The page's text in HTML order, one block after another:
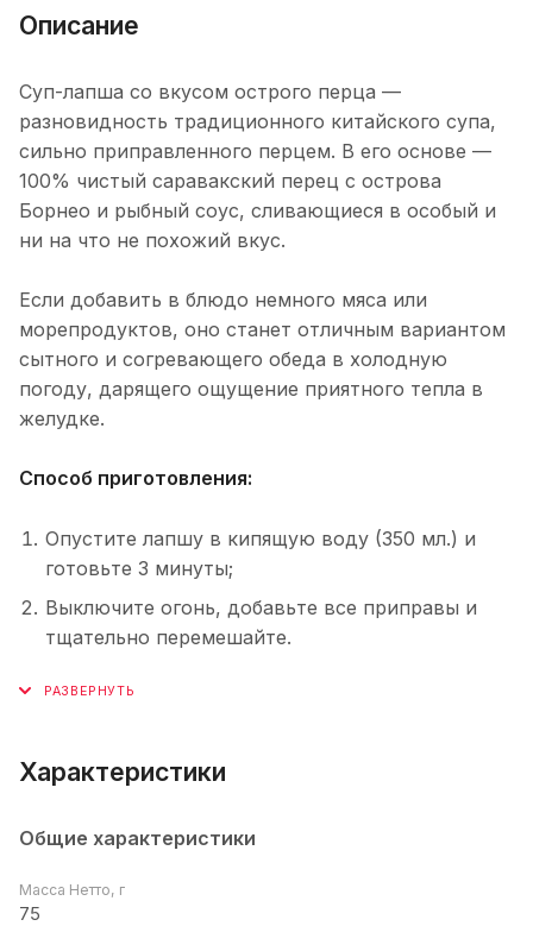
Описание
Суп-лапша со вкусом острого перца —
разновидность традиционного китайского супа,
сильно приправленного перцем. В его основе —
100% чистый саравакский перец с острова
Борнео и рыбный соус, сливающиеся в особый и
ни на что не похожий вкус.
Если добавить в блюдо немного мяса или
морепродуктов, оно станет отличным вариантом
сытного и согревающего обеда в холодную
погоду, дарящего ощущение приятного тепла в
желудке.
Способ приготовления:
Опустите лапшу в кипящую воду (350 мл.) и
готовьте 3 минуты;
Выключите огонь, добавьте все приправы и
тщательно перемешайте.
Характеристики
Общие характеристики
Масса Нетто, г
75